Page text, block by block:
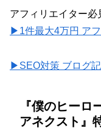
アフィリエイター必
▶1件最大4万円 ア
▶SEO対策 ブログ
『僕のヒー
アネクスト』